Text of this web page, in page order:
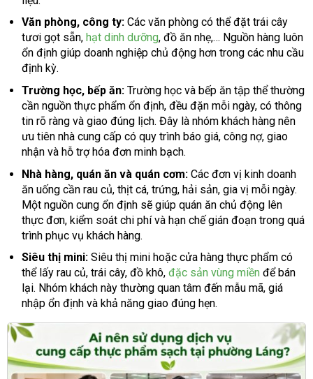
Văn phòng, công ty:Các văn phòng có thể đặt trái cây
tươi gọt sẵn, hạt dinh dưỡng, đồ ăn nhẹ,… Nguồn hàng luôn
ổn định giúp doanh nghiệp chủ động hơn trong các nhu cầu
định kỳ.
Trường học, bếp ăn:Trường học và bếp ăn tập thể thường
cần nguồn thực phẩm ổn định, đều đặn mỗi ngày, có thông
tin rõ ràng và giao đúng lịch. Đây là nhóm khách hàng nên
ưu tiên nhà cung cấp có quy trình báo giá, công nợ, giao
nhận và hỗ trợ hóa đơn minh bạch.
Nhà hàng, quán ăn và quán cơm:Các đơn vị kinh doanh
ăn uống cần rau củ, thịt cá, trứng, hải sản, gia vị mỗi ngày.
Một nguồn cung ổn định sẽ giúp quán ăn chủ động lên
thực đơn, kiểm soát chi phí và hạn chế gián đoạn trong quá
trình phục vụ khách hàng.
Siêu thị mini:Siêu thị mini hoặc cửa hàng thực phẩm có
thể lấy rau củ, trái cây, đồ khô, đặc sản vùng miền để bán
lại. Nhóm khách này thường quan tâm đến mẫu mã, giá
nhập ổn định và khả năng giao đúng hẹn.